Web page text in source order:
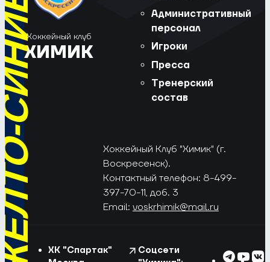
Хоккейный клуб
ХИМИК
Административный
персонал
Игроки
Пресса
Тренерский
состав
Хоккейный Клуб "Химик" (г.
Воскресенск).
Контактный телефон: 8-499-
397-70-11, доб. 3
Email: voskrhimik@mail.ru
ХК "Спартак"
Соцсети